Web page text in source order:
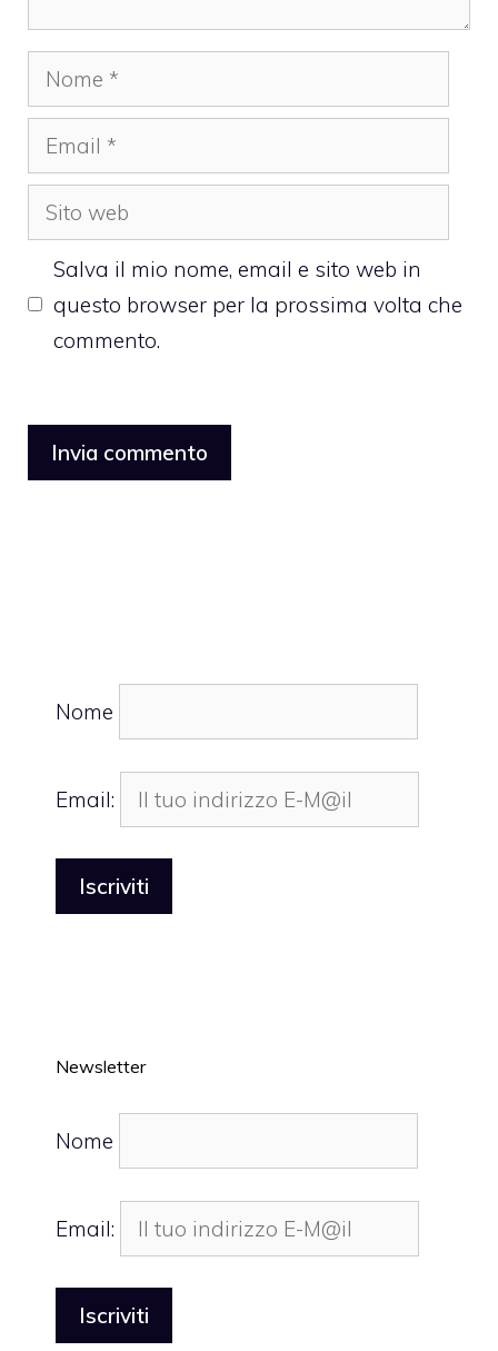
Nome
Email
Sito
web
Salva il mio nome, email e sito web in
questo browser per la prossima volta che
commento.
Nome
Email:
Newsletter
Nome
Email: